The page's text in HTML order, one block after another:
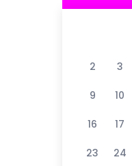
2 3
9 10
16 17
23 24